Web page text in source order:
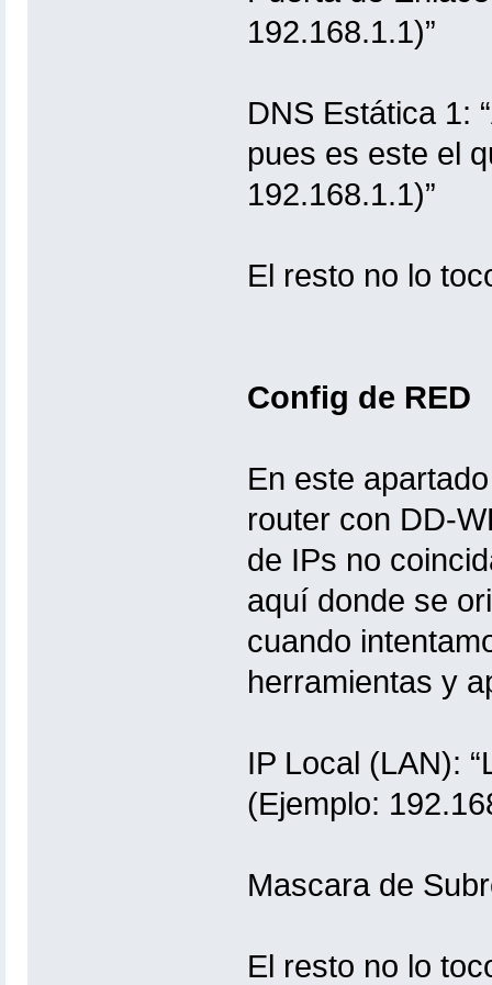
192.168.1.1)”
DNS Estática 1:
pues es este el
192.168.1.1)”
El resto no lo
Config de RED
En este
router con DD-
de IPs no
aquí donde se
cuando
herramientas y
IP Local (LAN):
(Ejemplo:
Mascara de
El resto no lo